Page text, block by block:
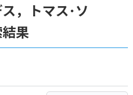
，トマス･ソ
果